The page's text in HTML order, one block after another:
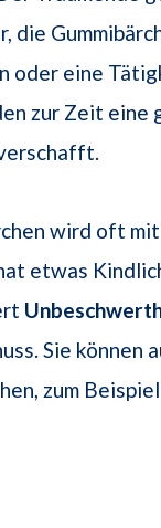
die
oder eine
zur Zeit eine
wird oft
etwas
Sie können
zum